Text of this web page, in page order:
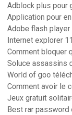
Adblock plus pour
Application pour
Adobe flash
Internet explorer
Comment bloquer
Soluce assassins
World of goo
Comment avoir le
Jeux gratuit
Best rar